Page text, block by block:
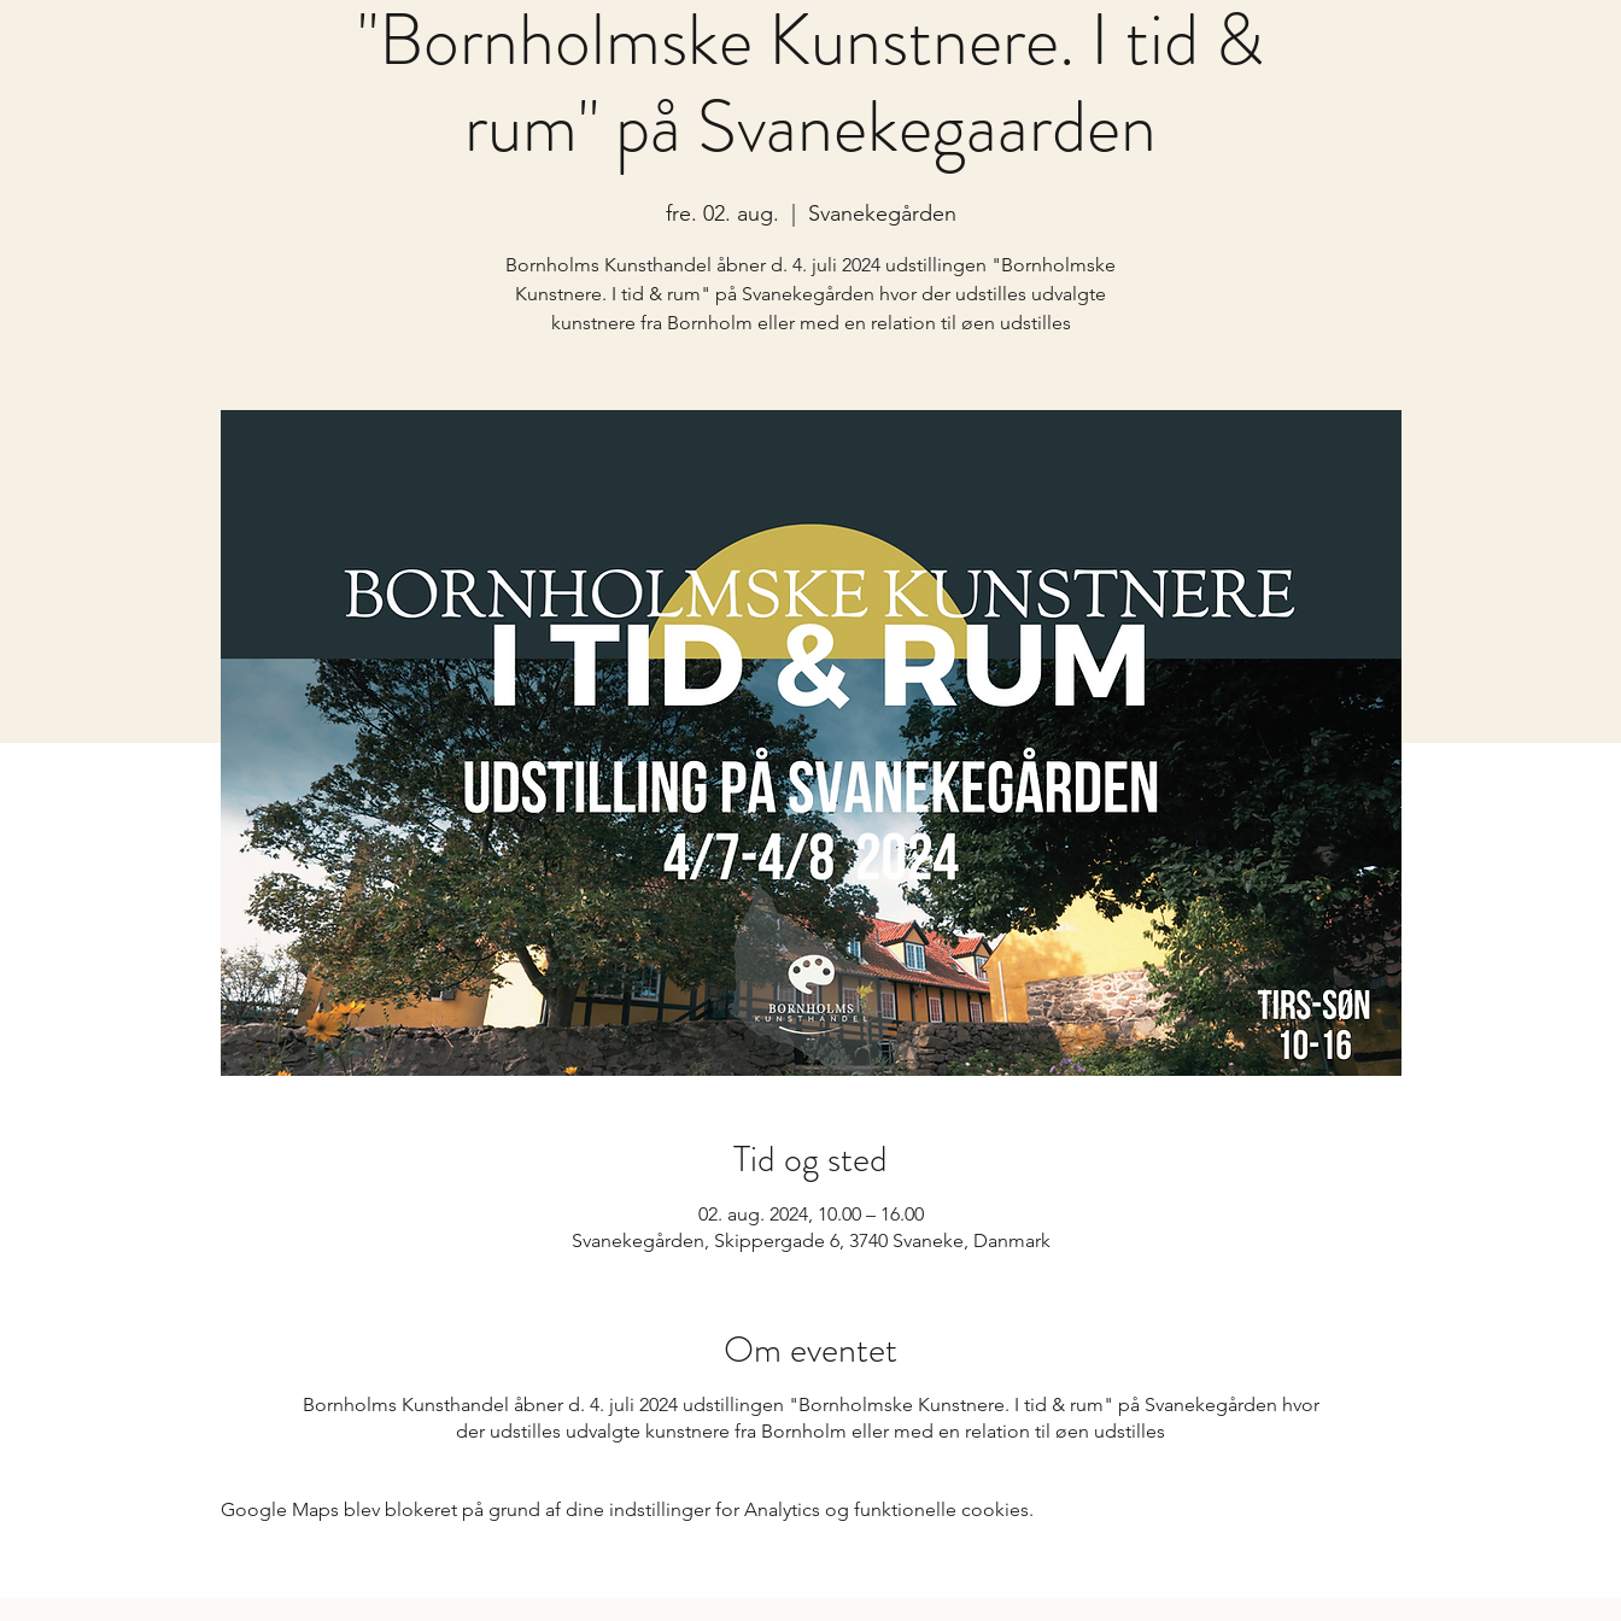
"Bornholmske Kunstnere. I tid &
rum" på Svanekegaarden
fre. 02. aug.
  |
Svanekegården
Bornholms Kunsthandel åbner d. 4. juli 2024 udstillingen "Bornholmske
Kunstnere. I tid & rum" på Svanekegården hvor der udstilles udvalgte
kunstnere fra Bornholm eller med en relation til øen udstilles
Tid og sted
02. aug. 2024, 10.00 – 16.00
Svanekegården, Skippergade 6, 3740 Svaneke, Danmark
Om eventet
Bornholms Kunsthandel åbner d. 4. juli 2024 udstillingen "Bornholmske Kunstnere. I tid & rum" på Svanekegården hvor
der udstilles udvalgte kunstnere fra Bornholm eller med en relation til øen udstilles
Google Maps blev blokeret på grund af dine indstillinger for Analytics og funktionelle cookies.